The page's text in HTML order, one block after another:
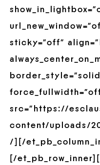
sticky=”off”
src=”https://
content/uploads/
/][/
[/